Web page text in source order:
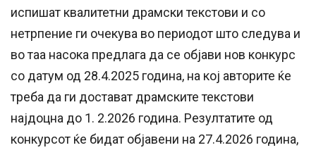
испишат квалитетни драмски текстови и со
нетрпение ги очекува во периодот што следува и
во таа насока предлага да се објави нов конкурс
со датум од 28.4.2025 година, на кој авторите ќе
треба да ги достават драмските текстови
најдоцна до 1. 2.2026 година. Резултатите од
конкурсот ќе бидат објавени на 27.4.2026 година,